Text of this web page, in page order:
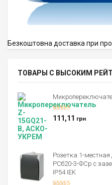
Безкоштовна доставка при
ТОВАРЫ С ВЫСОКИМ
Оценка5.00
из 5
111,11 грн
Розетка 1-
РСб20-3-ФСр с
IP54 IEK